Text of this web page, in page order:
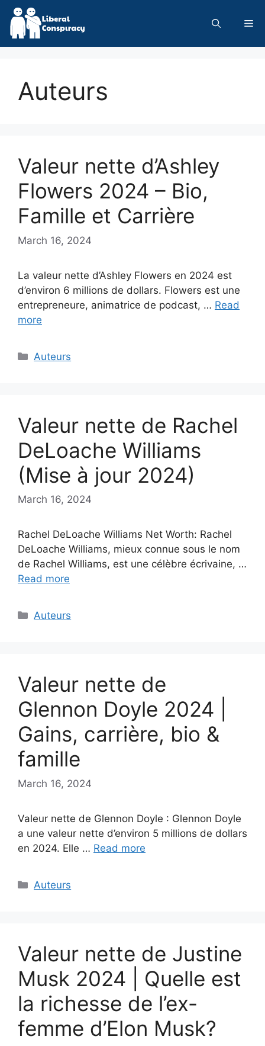
Skip
content
Auteurs
Valeur nette d’Ashley
Flowers 2024 – Bio,
Famille et Carrière
March 16, 2024
La valeur nette d’Ashley Flowers en 2024 est
d’environ 6 millions de dollars. Flowers est une
entrepreneure, animatrice de podcast, … Read
more
Categories
Auteurs
Valeur nette de Rachel
DeLoache Williams
(Mise à jour 2024)
March 16, 2024
Rachel DeLoache Williams Net Worth: Rachel
DeLoache Williams, mieux connue sous le nom
de Rachel Williams, est une célèbre écrivaine, …
Read more
Categories
Auteurs
Valeur nette de
Glennon Doyle 2024 |
Gains, carrière, bio &
famille
March 16, 2024
Valeur nette de Glennon Doyle : Glennon Doyle
a une valeur nette d’environ 5 millions de dollars
en 2024. Elle … Read more
Categories
Auteurs
Valeur nette de Justine
Musk 2024 | Quelle est
la richesse de l’ex-
femme d’Elon Musk?